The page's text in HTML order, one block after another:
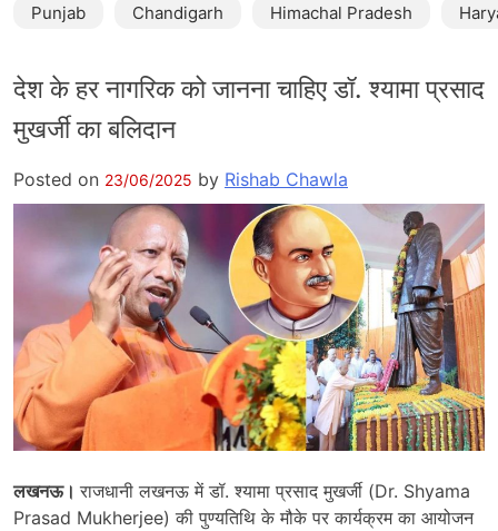
Punjab Chandigarh Himachal Pradesh
देश के हर नागरिक को जानना चाहिए डॉ. श्यामा प्रसाद
मुखर्जी का बलिदान
Posted on 23/06/2025 by Rishab Chawla
लखनऊ।राजधानी लखनऊ में डॉ. श्यामा प्रसाद मुखर्जी (Dr. Shyama
Prasad Mukherjee) की पुण्यतिथि के मौके पर कार्यक्रम का आयोजन